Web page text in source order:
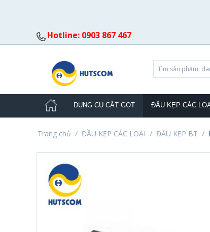
Hotline: 0903 867 467
DỤNG CỤ CẮT GỌT ĐẦU KẸP CÁC
Trang chủ / ĐẦU KẸP CÁC LOẠI / ĐẦU KẸP BT /